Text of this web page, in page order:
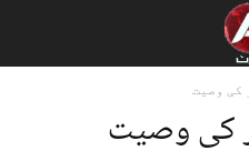
کی وصیت
کی وصیت